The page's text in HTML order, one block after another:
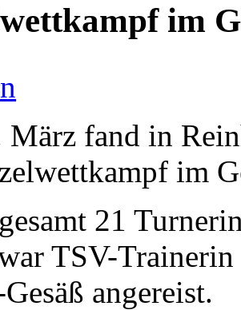
im
März fand in
im
21
TSV-
angereist.